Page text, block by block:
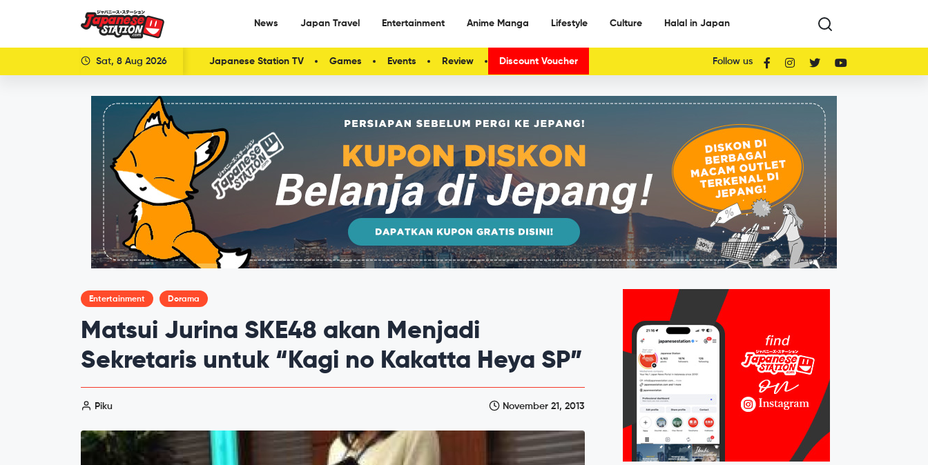
News Japan Travel Entertainment Anime Manga Lifestyle Culture Halal in Japan
Sat, 8 Aug 2026 Japanese Station TV Games Events Review Discount Voucher Follow us
Entertainment Dorama
Matsui Jurina SKE48 akan Menjadi
Sekretaris untuk “Kagi no Kakatta Heya SP”
Piku November 21, 2013